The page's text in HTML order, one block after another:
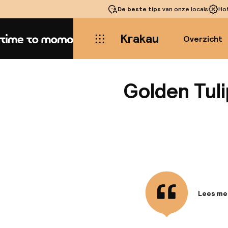
De beste tips van onze locals
Home Krakau Overzicht
Golden
Lees